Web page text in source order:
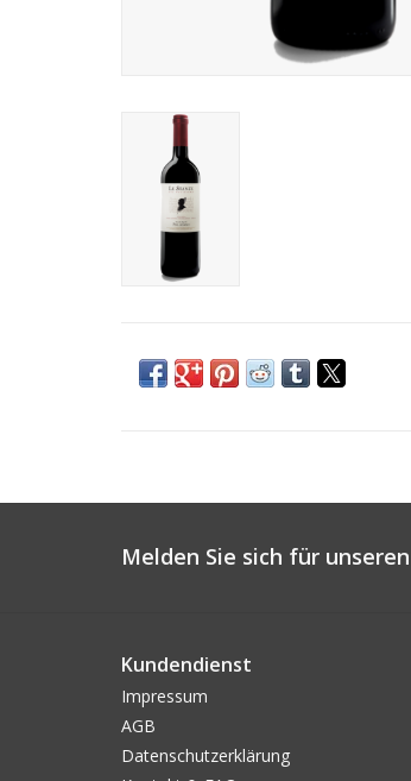
Melden Sie sich für
Kundendienst
Impressum
AGB
Datenschutzerklärung